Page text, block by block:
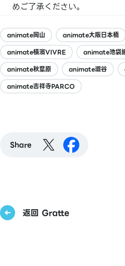
めご了承ください。
animate岡山 animate大阪日本橋
animate橫濱VIVRE
animate池袋
animate秋葉原
animate澀谷
animate吉祥寺PARCO
Share
返回 Gratte